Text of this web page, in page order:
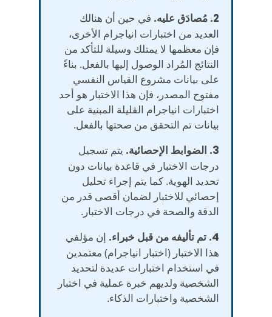
2. مُصادَق عليه.
في حين أن هنالك
العديد من اختبارات انياجرام الأخرى،
فإن معظمها لا يمتلك وسيلة للتأكد من
النتائج المُراد الوصول إليها بالفعل. بناءً
على بيانات مشروع القياس النفسي
مفتوح المصدر، فإن هذا الاختبار هو أحد
اختبارات انياجرام القليلة المبنية على
بيانات تم التحقق من صحتها بالفعل.
3. الضوابط الإحصائية.
يتم تسجيل
درجات الاختبار في قاعدة بيانات دون
تحديد الهوية. كما يتم إجراء تحليل
إحصائي للاختبار لضمان أقصى قدر من
الدقة والصحة في درجات الاختبار.
4. تم تأليفه من قبل خبراء.
إن مؤلفي
هذا الاختبار (اختبار انياجرام) معتمدين
في استخدام اختبارات عديدة لتحديد
الشخصية ولديهم خبرة عملية في اختبار
الشخصية واختبارات الذكاء.